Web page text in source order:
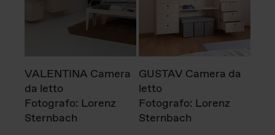
VALENTINA Camera
da letto
Fotografo: Lorenz
Sternbach
GUSTAV Camera da
letto
Fotografo: Lorenz
Sternbach